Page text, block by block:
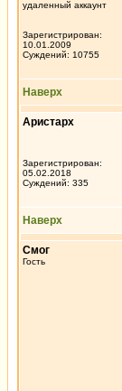
удаленный аккаунт
Зарегистрирован:
10.01.2009
Суждений: 10755
Наверх
Аристарх
Зарегистрирован:
05.02.2018
Суждений: 335
Наверх
Смог
Гость